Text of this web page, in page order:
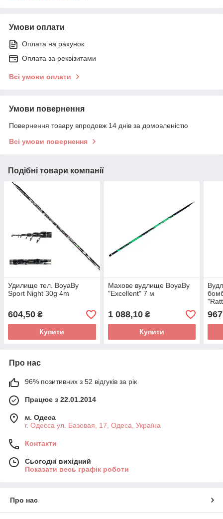
Умови оплати
Оплата на рахунок
Оплата за реквізитами
Всі умови оплати
Умови повернення
Повернення товару впродовж 14 днів за домовленістю
Всі умови повернення
Подібні товари компанії
Удилище тел. BoyaBy
Sport Night 30g 4m
604,50 ₴
Купити
Махове вудлище BoyaBy
"Excellent" 7 м
1 088,10₴
Купити
Про нас
96% позитивних з 52 відгуків за рік
Працює з 22.01.2014
м. Одеса
г. Одесса ул. Базовая, 17, Одеса, Україна
Контакти
Сьогодні вихідний
Показати весь графік роботи
Про нас